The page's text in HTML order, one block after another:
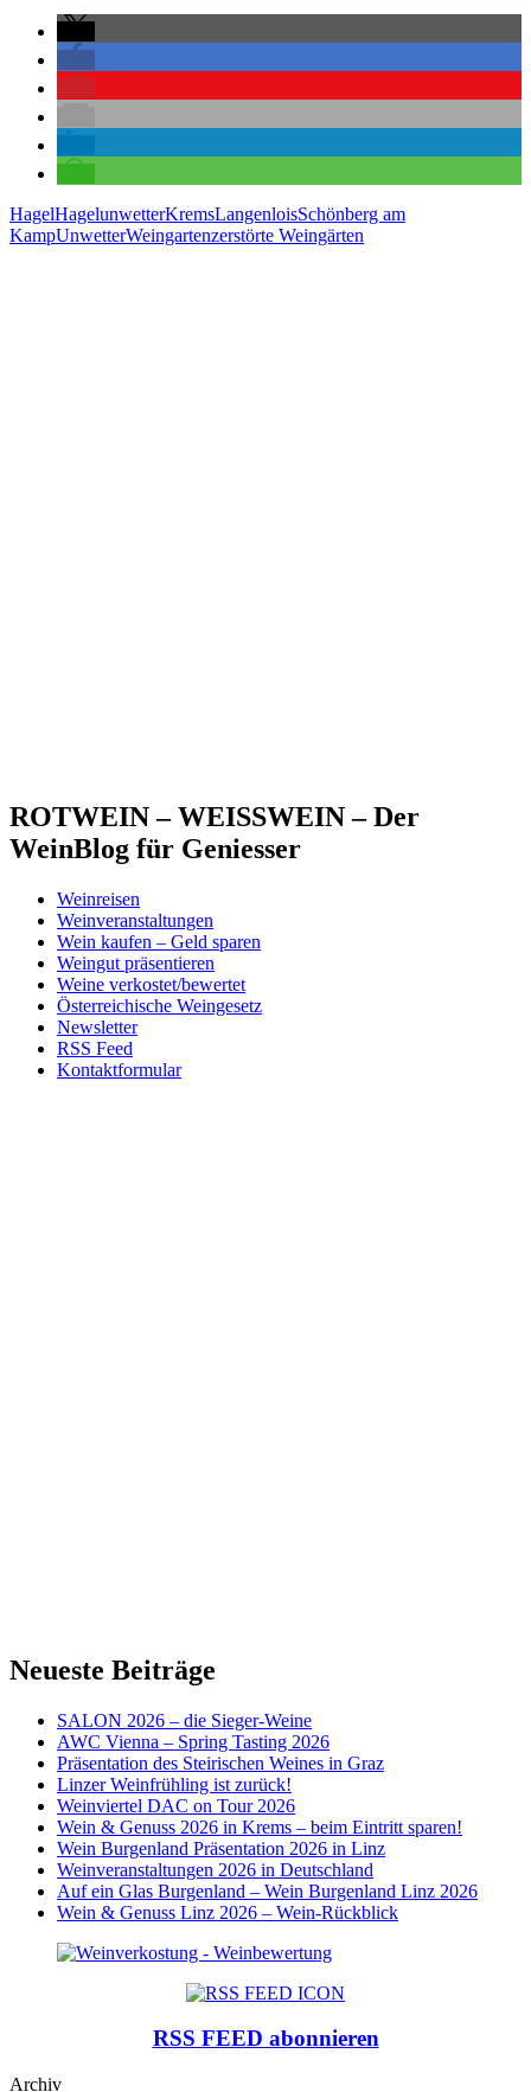
HagelHagelunwetterKremsLangenloisSchönberg am
KampUnwetterWeingartenzerstörte Weingärten
ROTWEIN – WEISSWEIN – Der
WeinBlog für Geniesser
Weinreisen
Weinveranstaltungen
Wein kaufen – Geld sparen
Weingut präsentieren
Weine verkostet/bewertet
Österreichische Weingesetz
Newsletter
RSS Feed
Kontaktformular
Neueste Beiträge
SALON 2026 – die Sieger-Weine
AWC Vienna – Spring Tasting 2026
Präsentation des Steirischen Weines in Graz
Linzer Weinfrühling ist zurück!
Weinviertel DAC on Tour 2026
Wein & Genuss 2026 in Krems – beim Eintritt sparen!
Wein Burgenland Präsentation 2026 in Linz
Weinveranstaltungen 2026 in Deutschland
Auf ein Glas Burgenland – Wein Burgenland Linz 2026
Wein & Genuss Linz 2026 – Wein-Rückblick
RSS FEED abonnieren
Archiv